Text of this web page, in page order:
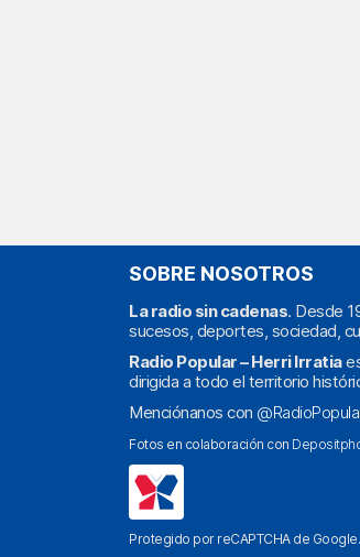
SOBRE NOSOTROS
La radio sin cadenas. Desde
sucesos, deportes, sociedad,
Radio Popular – Herri Irratia
dirigida a todo el territorio
Menciónanos con
Fotos en colaboración con
Protegido por reCAPTCHA de